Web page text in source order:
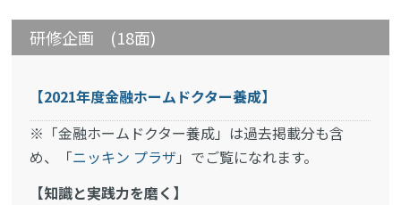
研修企画 (18面)
【2021年度金融ホームドクター養成】
※「金融ホームドクター養成」は過去掲載分も含
め、「ニッキン プラザ 」でご覧になれます。
【知識と実践力を磨く】